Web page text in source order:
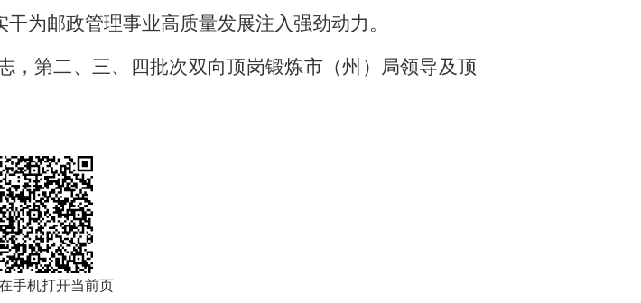
为邮政管理事业高质量发展注入强劲动力。
，第二、三、四批次双向顶岗锻炼市（州）局领导及顶
手机打开当前页